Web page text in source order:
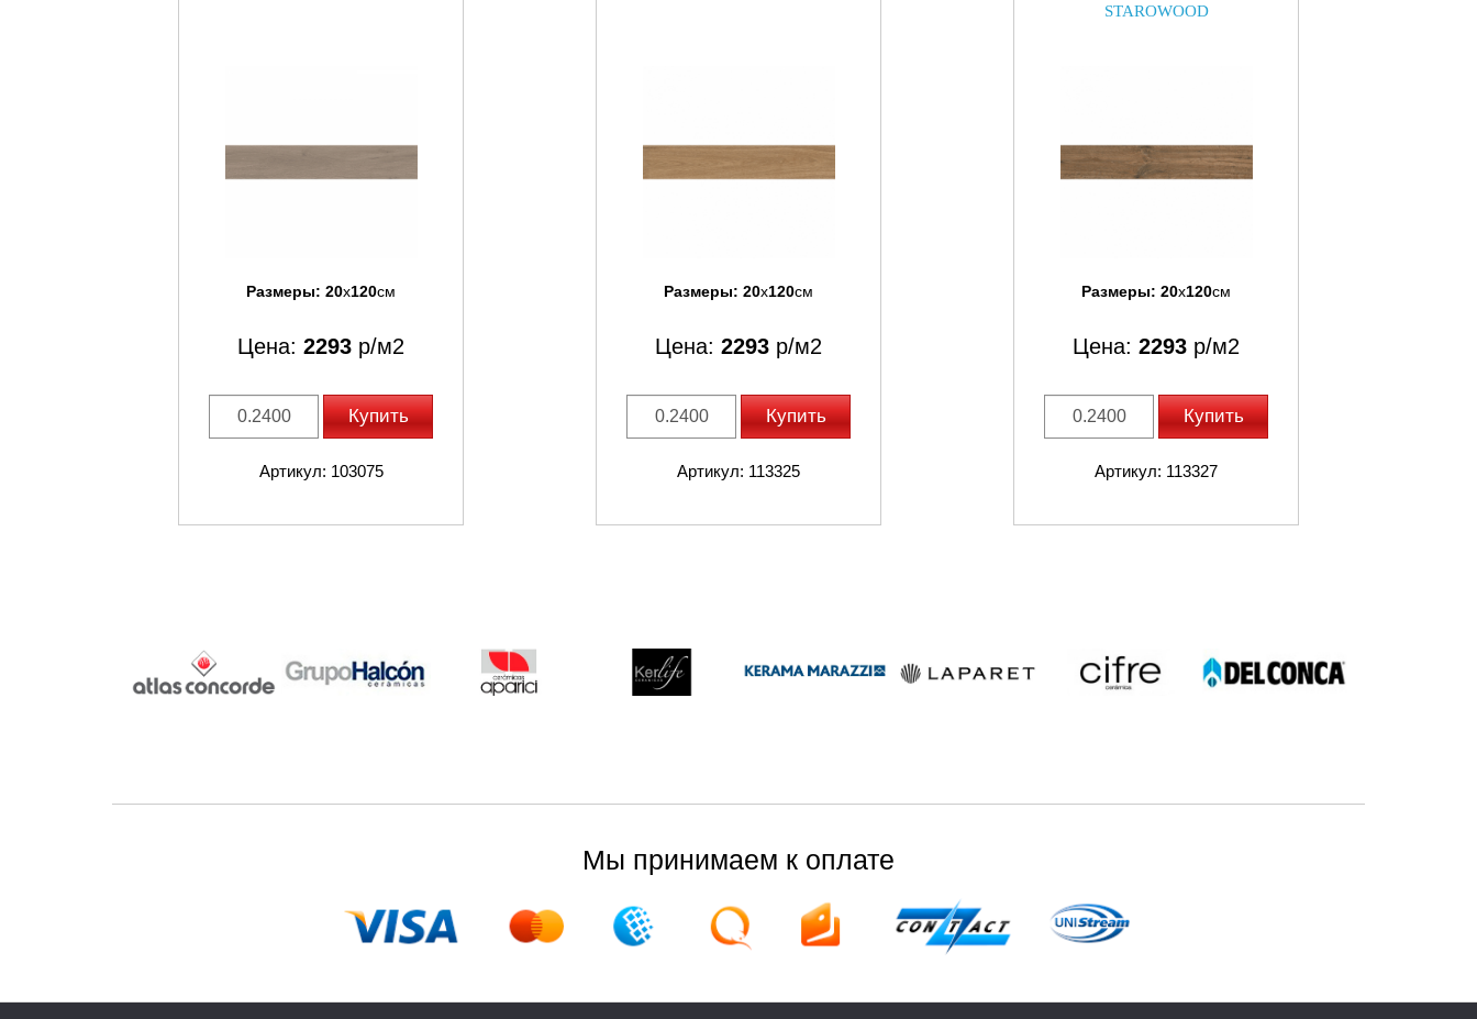
Размеры: 20x120см
Цена: 2293 р/м2
Купить
Артикул: 103075
Размеры: 20x120см
Цена: 2293 р/м2
Купить
Артикул: 113325
STAROWOOD
Размеры: 20x120см
Цена: 2293 р/м2
Купить
Артикул: 113327
Мы принимаем к оплате